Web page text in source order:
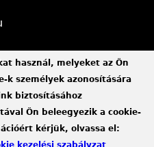
+36 22 312 123
rendszer (KÉR) azonosító: MNL
használ, melyeket az Ön
k személyek azonosítására
biztosításához
Ön beleegyezik a cookie-
kérjük, olvassa el:
kezelési szabályzat